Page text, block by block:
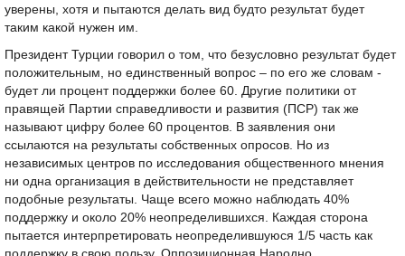
уверены, хотя и пытаются делать вид будто результат будет
таким какой нужен им.
Президент Турции говорил о том, что безусловно результат будет
положительным, но единственный вопрос – по его же словам -
будет ли процент поддержки более 60. Другие политики от
правящей Партии справедливости и развития (ПСР) так же
называют цифру более 60 процентов. В заявления они
ссылаются на результаты собственных опросов. Но из
независимых центров по исследования общественного мнения
ни одна организация в действительности не представляет
подобные результаты. Чаще всего можно наблюдать 40%
поддержку и около 20% неопределившихся. Каждая сторона
пытается интерпретировать неопределившуюся 1/5 часть как